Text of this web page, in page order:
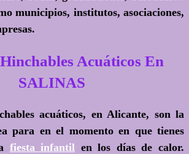
municipios, institutos, asociaciones,
Acuáticos En
SALINAS
acuáticos, en Alicante, son la
para en el momento en que tienes
fiesta infantil en los días de calor.